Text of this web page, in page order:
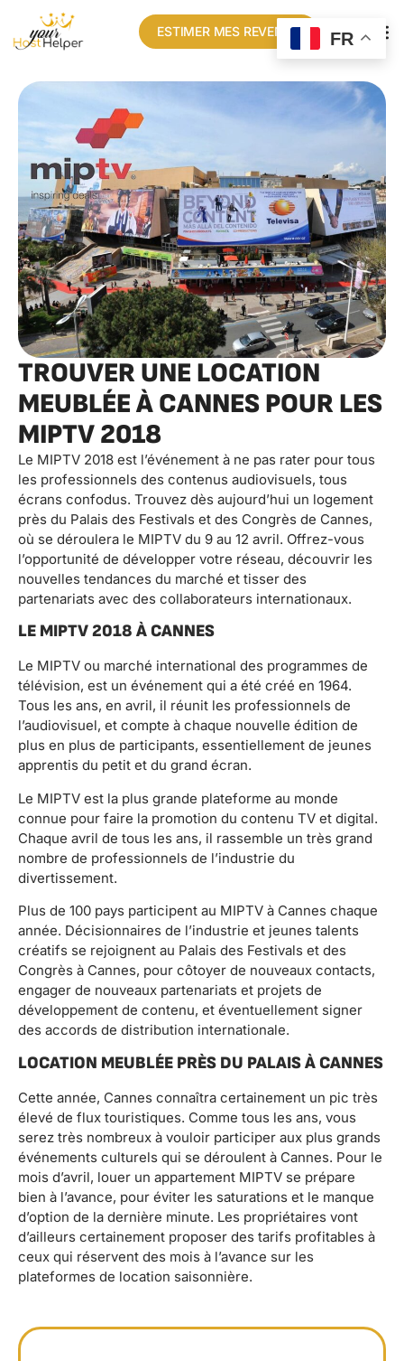
ESTIMER MES REVENUS
TROUVER UNE LOCATION
MEUBLÉE À CANNES POUR LES
MIPTV 2018
Le MIPTV 2018 est l’événement à ne pas rater pour tous
les professionnels des contenus audiovisuels, tous
écrans confodus. Trouvez dès aujourd’hui un logement
près du Palais des Festivals et des Congrès de Cannes,
où se déroulera le MIPTV du 9 au 12 avril. Offrez-vous
l’opportunité de développer votre réseau, découvrir les
nouvelles tendances du marché et tisser des
partenariats avec des collaborateurs internationaux.
LE MIPTV 2018 À CANNES
Le MIPTV ou marché international des programmes de
télévision, est un événement qui a été créé en 1964.
Tous les ans, en avril, il réunit les professionnels de
l’audiovisuel, et compte à chaque nouvelle édition de
plus en plus de participants, essentiellement de jeunes
apprentis du petit et du grand écran.
Le MIPTV est la plus grande plateforme au monde
connue pour faire la promotion du contenu TV et digital.
Chaque avril de tous les ans, il rassemble un très grand
nombre de professionnels de l’industrie du
divertissement.
Plus de 100 pays participent au MIPTV à Cannes chaque
année. Décisionnaires de l’industrie et jeunes talents
créatifs se rejoignent au Palais des Festivals et des
Congrès à Cannes, pour côtoyer de nouveaux contacts,
engager de nouveaux partenariats et projets de
développement de contenu, et éventuellement signer
des accords de distribution internationale.
LOCATION MEUBLÉE PRÈS DU PALAIS À CANNES
Cette année, Cannes connaîtra certainement un pic très
élevé de flux touristiques. Comme tous les ans, vous
serez très nombreux à vouloir participer aux plus grands
événements culturels qui se déroulent à Cannes. Pour le
mois d’avril, louer un appartement MIPTV se prépare
bien à l’avance, pour éviter les saturations et le manque
d’option de la dernière minute. Les propriétaires vont
d’ailleurs certainement proposer des tarifs profitables à
ceux qui réservent des mois à l’avance sur les
plateformes de location saisonnière.
FR